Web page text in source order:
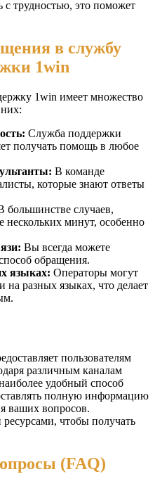
с трудностью, это поможет
в службу
1win
1win имеет множество
Служба поддержки
получать помощь в любое
В команде
которые знают ответы
большинстве случаев,
нескольких минут, особенно
Вы всегда можете
обращения.
языках: Операторы могут
на разных языках, что делает
пользователям
различным каналам
удобный способ
полную информацию
ваших вопросов.
чтобы получать
(FAQ)